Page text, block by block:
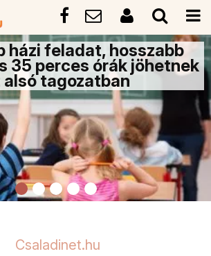
házi feladat, hosszabb
35 perces órák jöhetnek
alsó tagozatban
Csaladinet.hu